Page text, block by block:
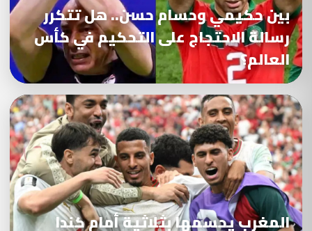
بين حكيمي وحسام حسن.. هل تتكرر
رسالة الاحتجاج على التحكيم في كأس
العالم؟
المغرب يحسمها بثلاثية أمام كندا